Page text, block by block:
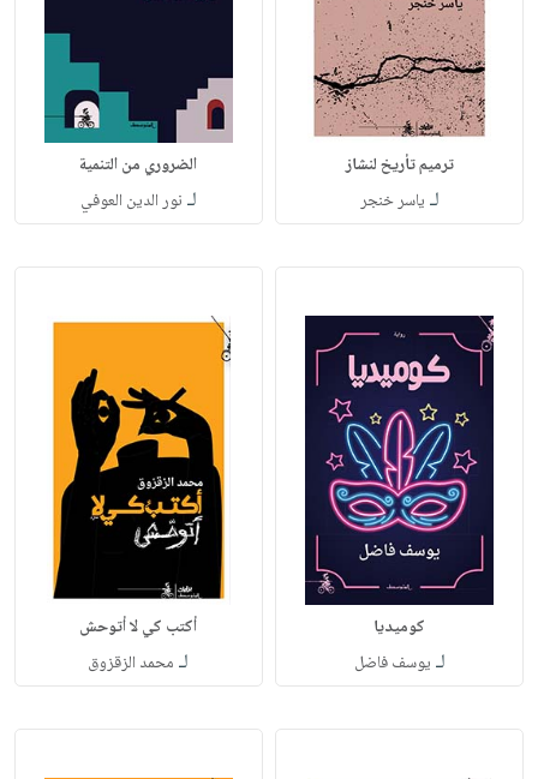
ترميم تأريخ لنشاز
لـ ياسر خنجر
الضروري من التنمية
لـ نور الدين العوفي
كوميديا
لـ يوسف فاضل
أكتب كي لا أتوحش
لـ محمد الزقزوق